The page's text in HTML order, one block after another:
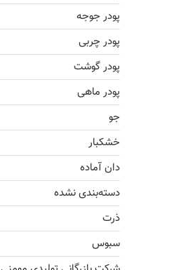
پودر جوجه
پودر چربی
پودر گوشت
پودر ماهی
جو
خشکبار
دان آماده
دسته‌بندی نشده
ذرت
سبوس